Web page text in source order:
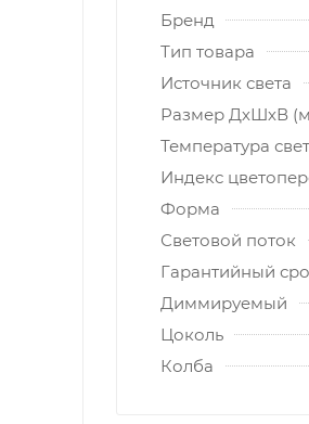
Бренд
Тип товара
Источник света
Размер ДхШхВ
Температура
Индекс
Форма
Световой поток
Гарантийный
Диммируeмый
Цоколь
Колба